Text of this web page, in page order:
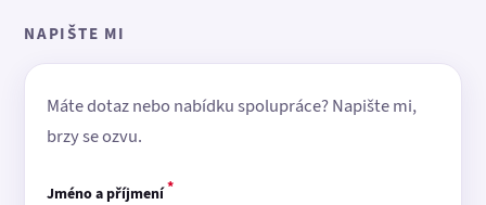
NAPIŠTE MI
Máte dotaz nebo nabídku spolupráce? Napište mi,
brzy se ozvu.
Jméno a příjmení*